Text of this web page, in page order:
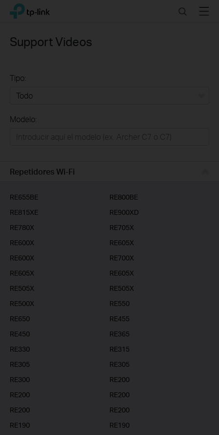
Click
navigation
TP-Link, Reliably Smart SearchMenu
Support Videos
Tipo:
Empresas
Modelo:
Repetidores Wi-Fi
RE655BE
RE800BE
RE815XE
RE900XD
RE780X
RE705X
RE600X
RE605X
RE600X
RE700X
RE605X
RE605X
RE505X
RE505X
RE500X
RE550
RE650
RE455
RE450
RE365
RE330
RE315
RE305
RE305
RE300
RE200
RE200
RE200
RE200
RE200
RE190
RE190